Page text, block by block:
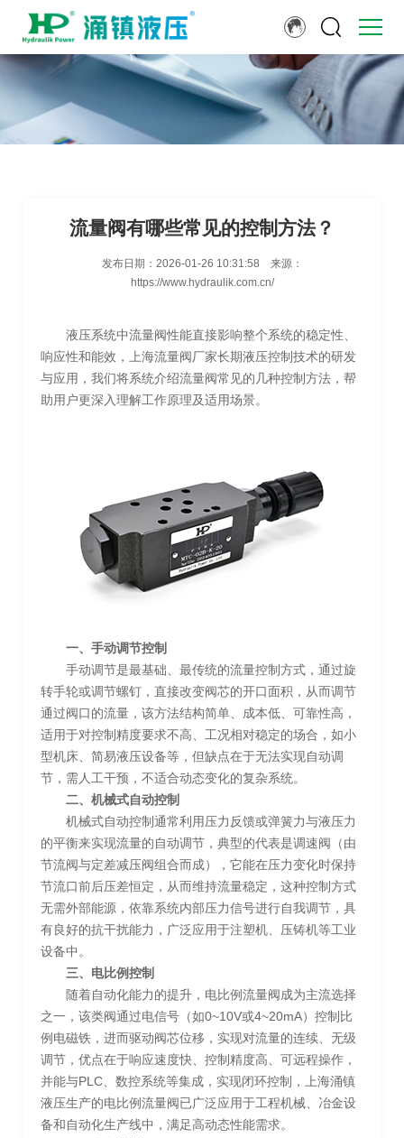
流量阀有哪些常见的控制方法？
发布日期： 2026-01-26 10:31:58
来源：
https://www.hydraulik.com.cn/
液压系统中流量阀性能直接影响整个系统的稳定性、
响应性和能效，上海流量阀厂家长期液压控制技术的研发
与应用，我们将系统介绍流量阀常见的几种控制方法，帮
助用户更深入理解工作原理及适用场景。
一、手动调节控制
手动调节是最基础、最传统的流量控制方式，通过旋
转手轮或调节螺钉，直接改变阀芯的开口面积，从而调节
通过阀口的流量，该方法结构简单、成本低、可靠性高，
适用于对控制精度要求不高、工况相对稳定的场合，如小
型机床、简易液压设备等，但缺点在于无法实现自动调
节，需人工干预，不适合动态变化的复杂系统。
二、机械式自动控制
机械式自动控制通常利用压力反馈或弹簧力与液压力
的平衡来实现流量的自动调节，典型的代表是调速阀（由
节流阀与定差减压阀组合而成），它能在压力变化时保持
节流口前后压差恒定，从而维持流量稳定，这种控制方式
无需外部能源，依靠系统内部压力信号进行自我调节，具
有良好的抗干扰能力，广泛应用于注塑机、压铸机等工业
设备中。
三、电比例控制
随着自动化能力的提升，电比例流量阀成为主流选择
之一，该类阀通过电信号（如0~10V或4~20mA）控制比
例电磁铁，进而驱动阀芯位移，实现对流量的连续、无级
调节，优点在于响应速度快、控制精度高、可远程操作，
并能与PLC、数控系统等集成，实现闭环控制，上海涌镇
液压生产的电比例流量阀已广泛应用于工程机械、冶金设
备和自动化生产线中，满足高动态性能需求。